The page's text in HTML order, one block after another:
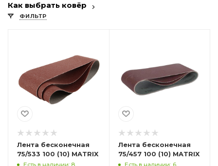
Как выбрать ковёр
ФИЛЬТР
Лента бесконечная
75/533 100 (10) MATRIX
Есть в наличии: 8
Лента бесконечная
75/457 100 (10) MATRIX
Есть в наличии: 6